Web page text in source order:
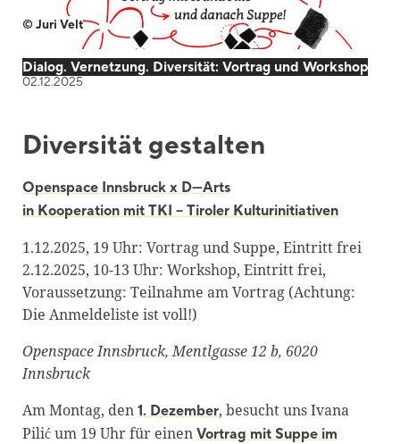
© Juri Velt
Dialog. Vernetzung. Diversität: Vortrag und Workshop
02.12.2025
Diversität gestalten
Openspace Innsbruck x D—Arts
in Kooperation mit TKI – Tiroler Kulturinitiativen
1.12.2025, 19 Uhr: Vortrag und Suppe, Eintritt frei
2.12.2025, 10-13 Uhr: Workshop, Eintritt frei,
Voraussetzung: Teilnahme am Vortrag (Achtung:
Die Anmeldeliste ist voll!)
Openspace Innsbruck, Mentlgasse 12 b, 6020
Innsbruck
Am Montag, den 1. Dezember, besucht uns Ivana
Pilić um 19 Uhr für einen Vortrag mit Suppe im
Glossar
Downloads
Suche